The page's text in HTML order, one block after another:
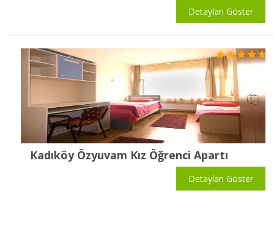
Detayları Göster
Kadıköy Özyuvam Kız Öğrenci Apartı
Detayları Göster